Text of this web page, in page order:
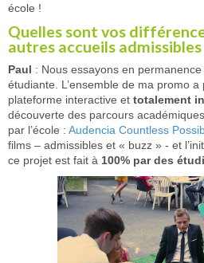
école !
Quelles sont vos
autres accueils admissibles
Paul : Nous essayons en
étudiante. L’ensemble de ma promo
plateforme interactive et totalement
découverte des parcours
par l’école : Audencia Countless
films – admissibles et « buzz » - et
ce projet est fait à 100% par des